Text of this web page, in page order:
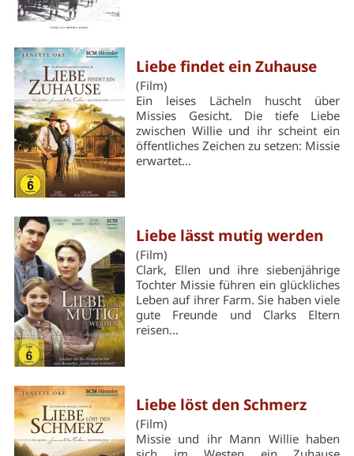
Liebe findet ein Zuhause
(Film)
Ein leises Lächeln huscht über
Missies Gesicht. Die tiefe Liebe
zwischen Willie und ihr scheint ein
öffentliches Zeichen zu setzen: Missie
erwartet...
Liebe lässt mutig werden
(Film)
Clark, Ellen und ihre siebenjährige
Tochter Missie führen ein glück­liches
Leben auf ihrer Farm. Sie haben viele
gute Freunde und Clarks Eltern
reisen...
Liebe löst den Schmerz
(Film)
Missie und ihr Mann Willie haben